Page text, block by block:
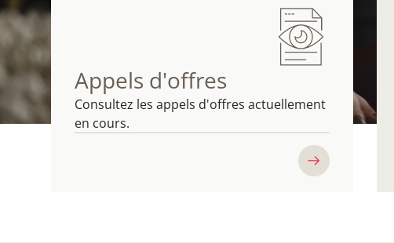
Appels d'offres
Consultez les appels d'offres actuellement
en cours.